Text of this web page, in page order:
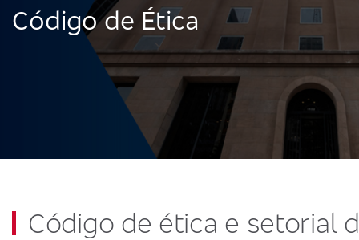
Código de Ética
Código de ética e setorial